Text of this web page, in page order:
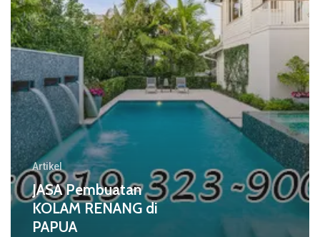
Artikel
JASA Pembuatan
KOLAM RENANG di
PAPUA